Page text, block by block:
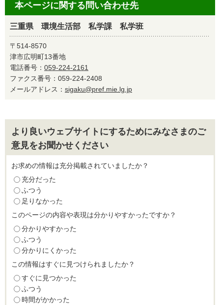
本ページに関する問い合わせ先
三重県 環境生活部 私学課 私学班
〒514-8570
津市広明町13番地
電話番号： 059-224-2161
ファクス番号：059-224-2408
メールアドレス： sigaku@pref.mie.lg.jp
より良いウェブサイトにするためにみなさまのご
意見をお聞かせください
お求めの情報は充分掲載されていましたか？
充分だった
ふつう
足りなかった
このページの内容や表現は分かりやすかったですか？
分かりやすかった
ふつう
分かりにくかった
この情報はすぐに見つけられましたか？
すぐに見つかった
ふつう
時間がかかった